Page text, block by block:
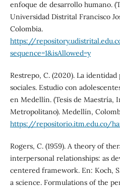
enfoque de desarrollo humano.
Universidad Distrital Francisco
Colombia.
https://
sequence=1&isAllowed=y
Restrepo, C. (2020). La
sociales. Estudio con
en Medellín. (Tesis de Maestría,
Metropolitano). Medellín,
https://repositorio.itm.edu.co/
Rogers, C. (1959). A theory of
interpersonal relationships: as
centered framework. En: Koch,
a science. Formulations of the